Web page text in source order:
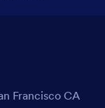
Francisco CA